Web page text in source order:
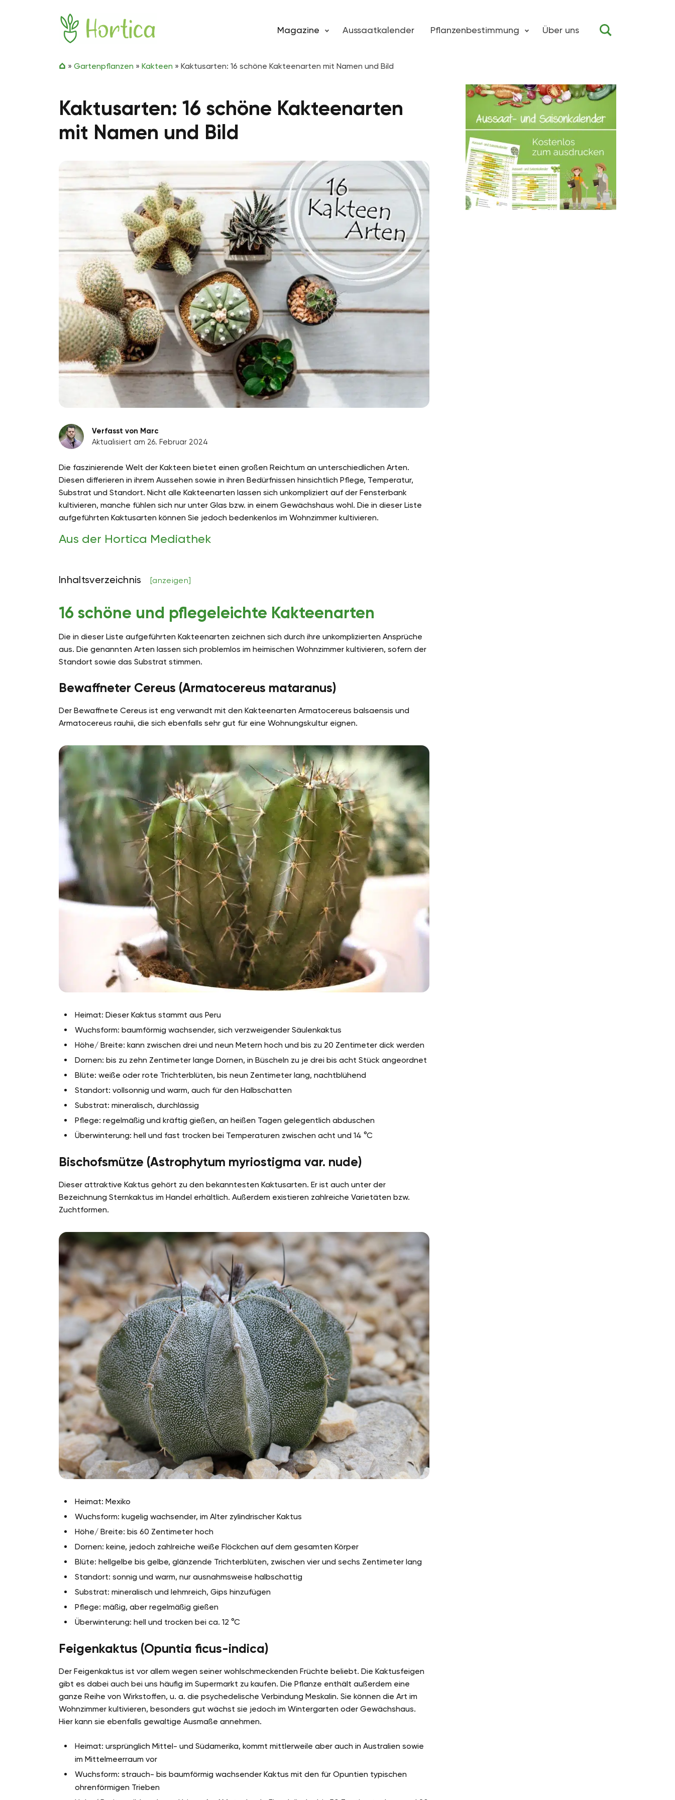
Magazine Aussaatkalender Pflanzenbestimmung Über uns
» Gartenpflanzen » Kakteen » Kaktusarten: 16 schöne Kakteenarten mit Namen und Bild
Kaktusarten: 16 schöne Kakteenarten
mit Namen und Bild
Verfasst von Marc
Aktualisiert am 26. Februar 2024
Die faszinierende Welt der Kakteen bietet einen großen Reichtum an unterschiedlichen Arten.
Diesen differieren in ihrem Aussehen sowie in ihren Bedürfnissen hinsichtlich Pflege, Temperatur,
Substrat und Standort. Nicht alle Kakteenarten lassen sich unkompliziert auf der Fensterbank
kultivieren, manche fühlen sich nur unter Glas bzw. in einem Gewächshaus wohl. Die in dieser Liste
aufgeführten Kaktusarten können Sie jedoch bedenkenlos im Wohnzimmer kultivieren.
Aus der Hortica Mediathek
Inhaltsverzeichnis [anzeigen]
16 schöne und pflegeleichte Kakteenarten
Die in dieser Liste aufgeführten Kakteenarten zeichnen sich durch ihre unkomplizierten Ansprüche
aus. Die genannten Arten lassen sich problemlos im heimischen Wohnzimmer kultivieren, sofern der
Standort sowie das Substrat stimmen.
Bewaffneter Cereus (Armatocereus mataranus)
Der Bewaffnete Cereus ist eng verwandt mit den Kakteenarten Armatocereus balsaensis und
Armatocereus rauhii, die sich ebenfalls sehr gut für eine Wohnungskultur eignen.
Heimat: Dieser Kaktus stammt aus Peru
Wuchsform: baumförmig wachsender, sich verzweigender Säulenkaktus
Höhe/ Breite: kann zwischen drei und neun Metern hoch und bis zu 20 Zentimeter dick werden
Dornen: bis zu zehn Zentimeter lange Dornen, in Büscheln zu je drei bis acht Stück angeordnet
Blüte: weiße oder rote Trichterblüten, bis neun Zentimeter lang, nachtblühend
Standort: vollsonnig und warm, auch für den Halbschatten
Substrat: mineralisch, durchlässig
Pflege: regelmäßig und kräftig gießen, an heißen Tagen gelegentlich abduschen
Überwinterung: hell und fast trocken bei Temperaturen zwischen acht und 14 °C
Bischofsmütze (Astrophytum myriostigma var. nude)
Dieser attraktive Kaktus gehört zu den bekanntesten Kaktusarten. Er ist auch unter der
Bezeichnung Sternkaktus im Handel erhältlich. Außerdem existieren zahlreiche Varietäten bzw.
Zuchtformen.
Heimat: Mexiko
Wuchsform: kugelig wachsender, im Alter zylindrischer Kaktus
Höhe/ Breite: bis 60 Zentimeter hoch
Dornen: keine, jedoch zahlreiche weiße Flöckchen auf dem gesamten Körper
Blüte: hellgelbe bis gelbe, glänzende Trichterblüten, zwischen vier und sechs Zentimeter lang
Standort: sonnig und warm, nur ausnahmsweise halbschattig
Substrat: mineralisch und lehmreich, Gips hinzufügen
Pflege: mäßig, aber regelmäßig gießen
Überwinterung: hell und trocken bei ca. 12 °C
Feigenkaktus (Opuntia ficus-indica)
Der Feigenkaktus ist vor allem wegen seiner wohlschmeckenden Früchte beliebt. Die Kaktusfeigen
gibt es dabei auch bei uns häufig im Supermarkt zu kaufen. Die Pflanze enthält außerdem eine
ganze Reihe von Wirkstoffen, u. a. die psychedelische Verbindung Meskalin. Sie können die Art im
Wohnzimmer kultivieren, besonders gut wächst sie jedoch im Wintergarten oder Gewächshaus.
Hier kann sie ebenfalls gewaltige Ausmaße annehmen.
Heimat: ursprünglich Mittel- und Südamerika, kommt mittlerweile aber auch in Australien sowie
im Mittelmeerraum vor
Wuchsform: strauch- bis baumförmig wachsender Kaktus mit den für Opuntien typischen
ohrenförmigen Trieben